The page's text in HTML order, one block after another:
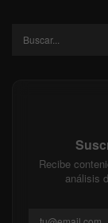
Recibe
análisis